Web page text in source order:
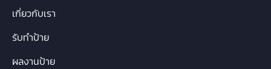
เกี่ยวกับเรา
รับทำป้าย
ผลงานป้าย